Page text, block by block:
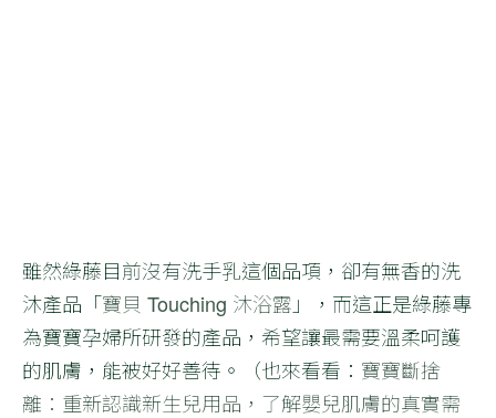
雖然綠藤目前沒有洗手乳這個品項，卻有無香的洗
沐產品「寶貝 Touching 沐浴露 」，而這正是綠藤專
為寶寶孕婦所研發的產品，希望讓最需要溫柔呵護
的肌膚，能被好好善待。（也來看看： 寶寶斷捨
離：重新認識新生兒用品，了解嬰兒肌膚的真實需